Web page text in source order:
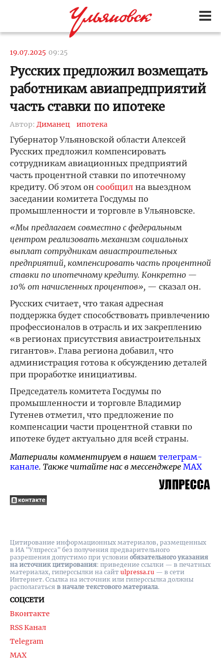
19.07.2025 09:25
Русских предложил возмещать
работникам авиапредприятий
часть ставки по ипотеке
Автор: Диманец ипотека
Губернатор Ульяновской области Алексей
Русских предложил компенсировать
сотрудникам авиационных предприятий
часть процентной ставки по ипотечному
кредиту. Об этом он сообщил на выездном
заседании комитета Госдумы по
промышленности и торговле в Ульяновске.
«Мы предлагаем совместно с федеральным
центром реализовать механизм социальных
выплат сотрудникам авиастроительных
предприятий, компенсировать часть процентной
ставки по ипотечному кредиту. Конкретно —
10% от начисленных процентов», — сказал он.
Русских считает, что такая адресная
поддержка будет способствовать привлечению
профессионалов в отрасль и их закреплению
«в регионах присутствия авиастроительных
гигантов». Глава региона добавил, что
администрация готова к обсуждению деталей
при проработке инициативы.
Председатель комитета Госдумы по
промышленности и торговле Владимир
Гутенев отметил, что предложение по
компенсации части процентной ставки по
ипотеке будет актуально для всей страны.
Материалы комментируем в нашем телеграм-
канале. Также читайте нас в мессенджере MAX
СОЦСЕТИ
Вконтакте
RSS Канал
Telegram
MAX
Цитирование информационных материалов, размещенных
в ИА "Улпресса" без получения предварительного
разрешения допустимо при условии обязательного указания
на источник цитирования: приведение ссылки — в печатных
материалах, гиперссылки на cайт ulpressa.ru — в сети
Интернет. Ссылка на источник или гиперссылка должны
располагаться в начале текстового материала.